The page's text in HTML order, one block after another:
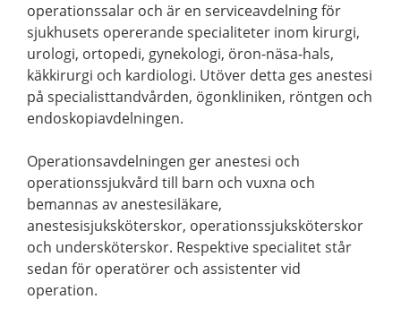
operationssalar och är en serviceavdelning för
sjukhusets opererande specialiteter inom kirurgi,
urologi, ortopedi, gynekologi, öron-näsa-hals,
käkkirurgi och kardiologi. Utöver detta ges anestesi
på specialisttandvården, ögonkliniken, röntgen och
endoskopiavdelningen.
Operationsavdelningen ger anestesi och
operationssjukvård till barn och vuxna och
bemannas av anestesiläkare,
anestesisjuksköterskor, operationssjuksköterskor
och undersköterskor. Respektive specialitet står
sedan för operatörer och assistenter vid
operation.